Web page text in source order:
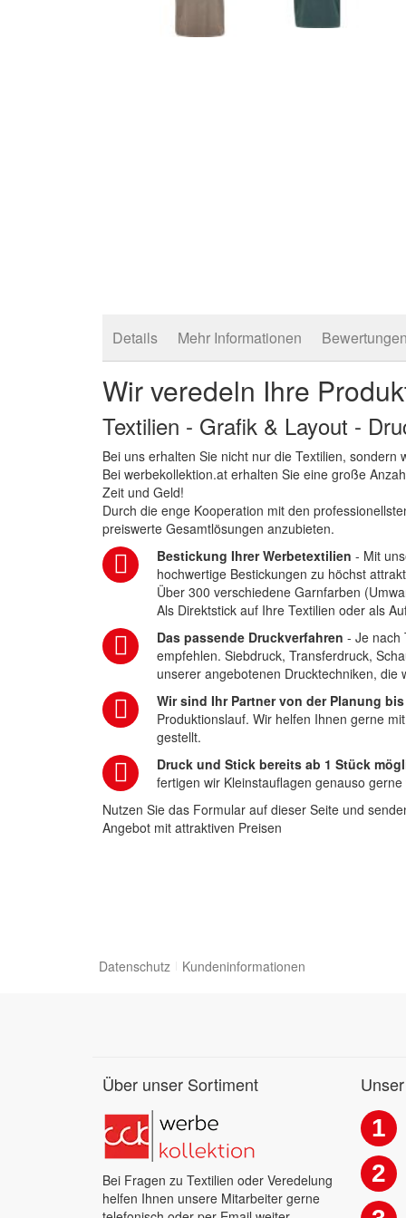
Details Mehr Informationen Bewertungen
Wir veredeln Ihre
Textilien - Grafik & Layout -
Bei uns erhalten Sie nicht nur die Textilien,
Bei werbekollektion.at erhalten Sie eine große
Zeit und Geld!
Durch die enge Kooperation mit den
preiswerte Gesamtlösungen anzubieten.
Bestickung Ihrer Werbetextilien - Mit
hochwertige Bestickungen zu höchst
Über 300 verschiedene Garnfarben
Als Direktstick auf Ihre Textilien oder als
Das passende Druckverfahren - Je nach
empfehlen. Siebdruck, Transferdruck,
unserer angebotenen Drucktechniken,
Wir sind Ihr Partner von der Planung
Produktionslauf. Wir helfen Ihnen gerne
gestellt.
Druck und Stick bereits ab 1 Stück
fertigen wir Kleinstauflagen genauso
Nutzen Sie das Formular auf dieser Seite und
Angebot mit attraktiven Preisen
Datenschutz Kundeninformationen
Über unser Sortiment
Bei Fragen zu Textilien oder Veredelung
helfen Ihnen unsere Mitarbeiter gerne
1
2